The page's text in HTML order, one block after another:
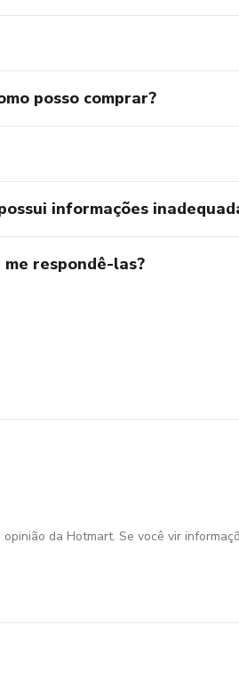
posso comprar?
informações
respondê-las?
da Hotmart. Se você vir